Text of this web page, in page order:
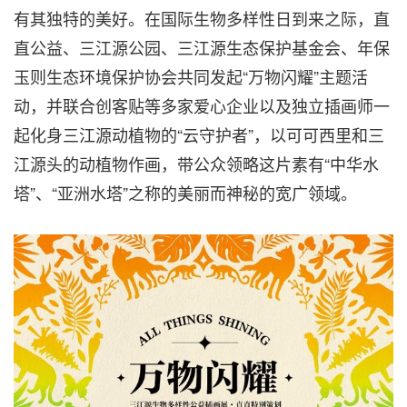
有其独特的美好。在国际生物多样性日到来之际，直
直公益、三江源公园、三江源生态保护基金会、年保
玉则生态环境保护协会共同发起“万物闪耀”主题活
动，并联合创客贴等多家爱心企业以及独立插画师一
起化身三江源动植物的“云守护者”，以可可西里和三
江源头的动植物作画，带公众领略这片素有“中华水
塔”、“亚洲水塔”之称的美丽而神秘的宽广领域。